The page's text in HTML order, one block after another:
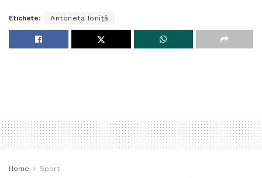
Etichete: Antoneta Ioniță
Home Sport